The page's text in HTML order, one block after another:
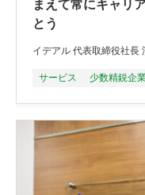
まえて常にキャリ
とう
イデアル 代表取締役社長
サービス 少数精鋭企